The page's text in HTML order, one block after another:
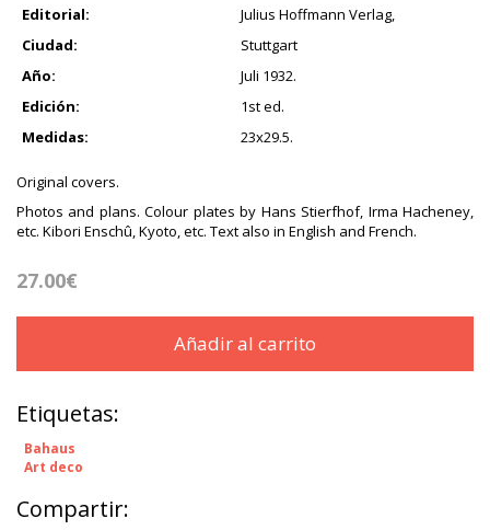
Editorial:
Julius Hoffmann Verlag,
Ciudad:
Stuttgart
Año:
Juli 1932.
Edición:
1st ed.
Medidas:
23x29.5.
Original covers.
Photos and plans. Colour plates by Hans Stierfhof, Irma Hacheney,
etc. Kibori Enschû, Kyoto, etc. Text also in English and French.
27.00€
Añadir al carrito
Etiquetas:
Bahaus
Art deco
Compartir: